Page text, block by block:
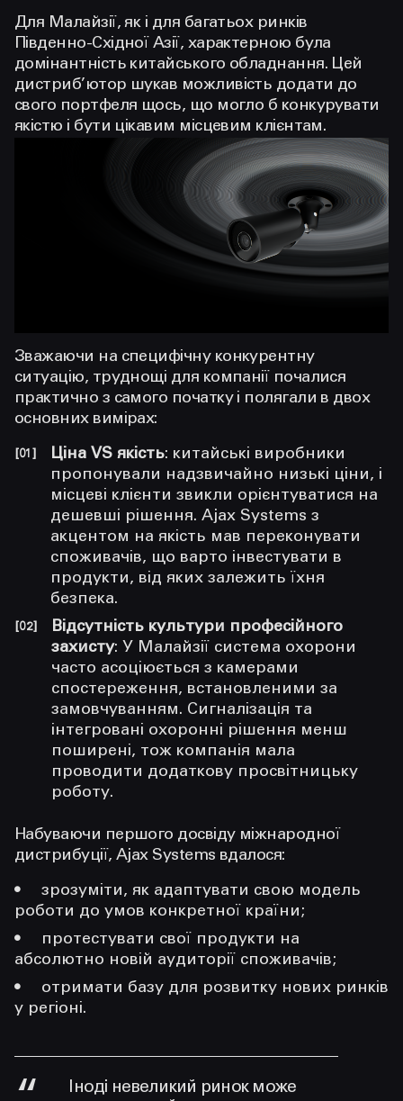
Для Малайзії, як і для багатьох ринків
Південно-Східної Азії, характерною була
домінантність китайського обладнання. Цей
дистриб’ютор шукав можливість додати до
свого портфеля щось, що могло б конкурувати
якістю і бути цікавим місцевим клієнтам.
Зважаючи на специфічну конкурентну
ситуацію, труднощі для компанії почалися
практично з самого початку і полягали в двох
основних вимірах:
Ціна VS якість: китайські виробники
пропонували надзвичайно низькі ціни, і
місцеві клієнти звикли орієнтуватися на
дешевші рішення. Ajax Systems з
акцентом на якість мав переконувати
споживачів, що варто інвестувати в
продукти, від яких залежить їхня
безпека.
Відсутність культури професійного
захисту: У Малайзії система охорони
часто асоціюється з камерами
спостереження, встановленими за
замовчуванням. Сигналізація та
інтегровані охоронні рішення менш
поширені, тож компанія мала
проводити додаткову просвітницьку
роботу.
Набуваючи першого досвіду міжнародної
дистрибуції, Ajax Systems вдалося:
зрозуміти, як адаптувати свою модель
роботи до умов конкретної країни;
протестувати свої продукти на
абсолютно новій аудиторії споживачів;
отримати базу для розвитку нових ринків
у регіоні.
Іноді невеликий ринок може